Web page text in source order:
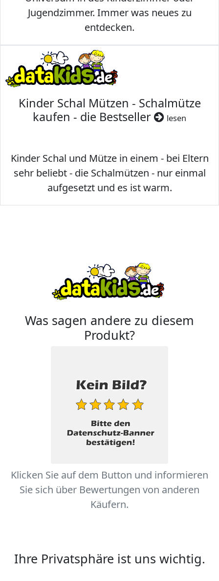
Jugendzimmer. Immer was neues zu
entdecken.
Kinder Schal Mützen - Schalmütze
kaufen - die Bestseller
lesen
Kinder Schal und Mütze in einem - bei Eltern
sehr beliebt - die Schalmützen - nur einmal
aufgesetzt und es ist warm.
Was sagen andere zu diesem
Produkt?
Klicken Sie auf dem Button und informieren
Sie sich über Bewertungen von anderen
Käufern.
Ihre Privatsphäre ist uns wichtig.